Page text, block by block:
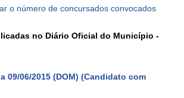
o número de concursados convocados
no Diário Oficial do Município -
09/06/2015 (DOM) (Candidato com